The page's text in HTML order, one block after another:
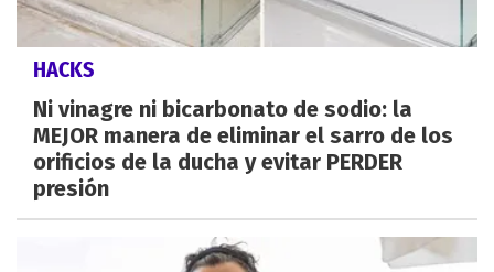
HACKS
Ni vinagre ni bicarbonato de sodio: la
MEJOR manera de eliminar el sarro de los
orificios de la ducha y evitar PERDER
presión